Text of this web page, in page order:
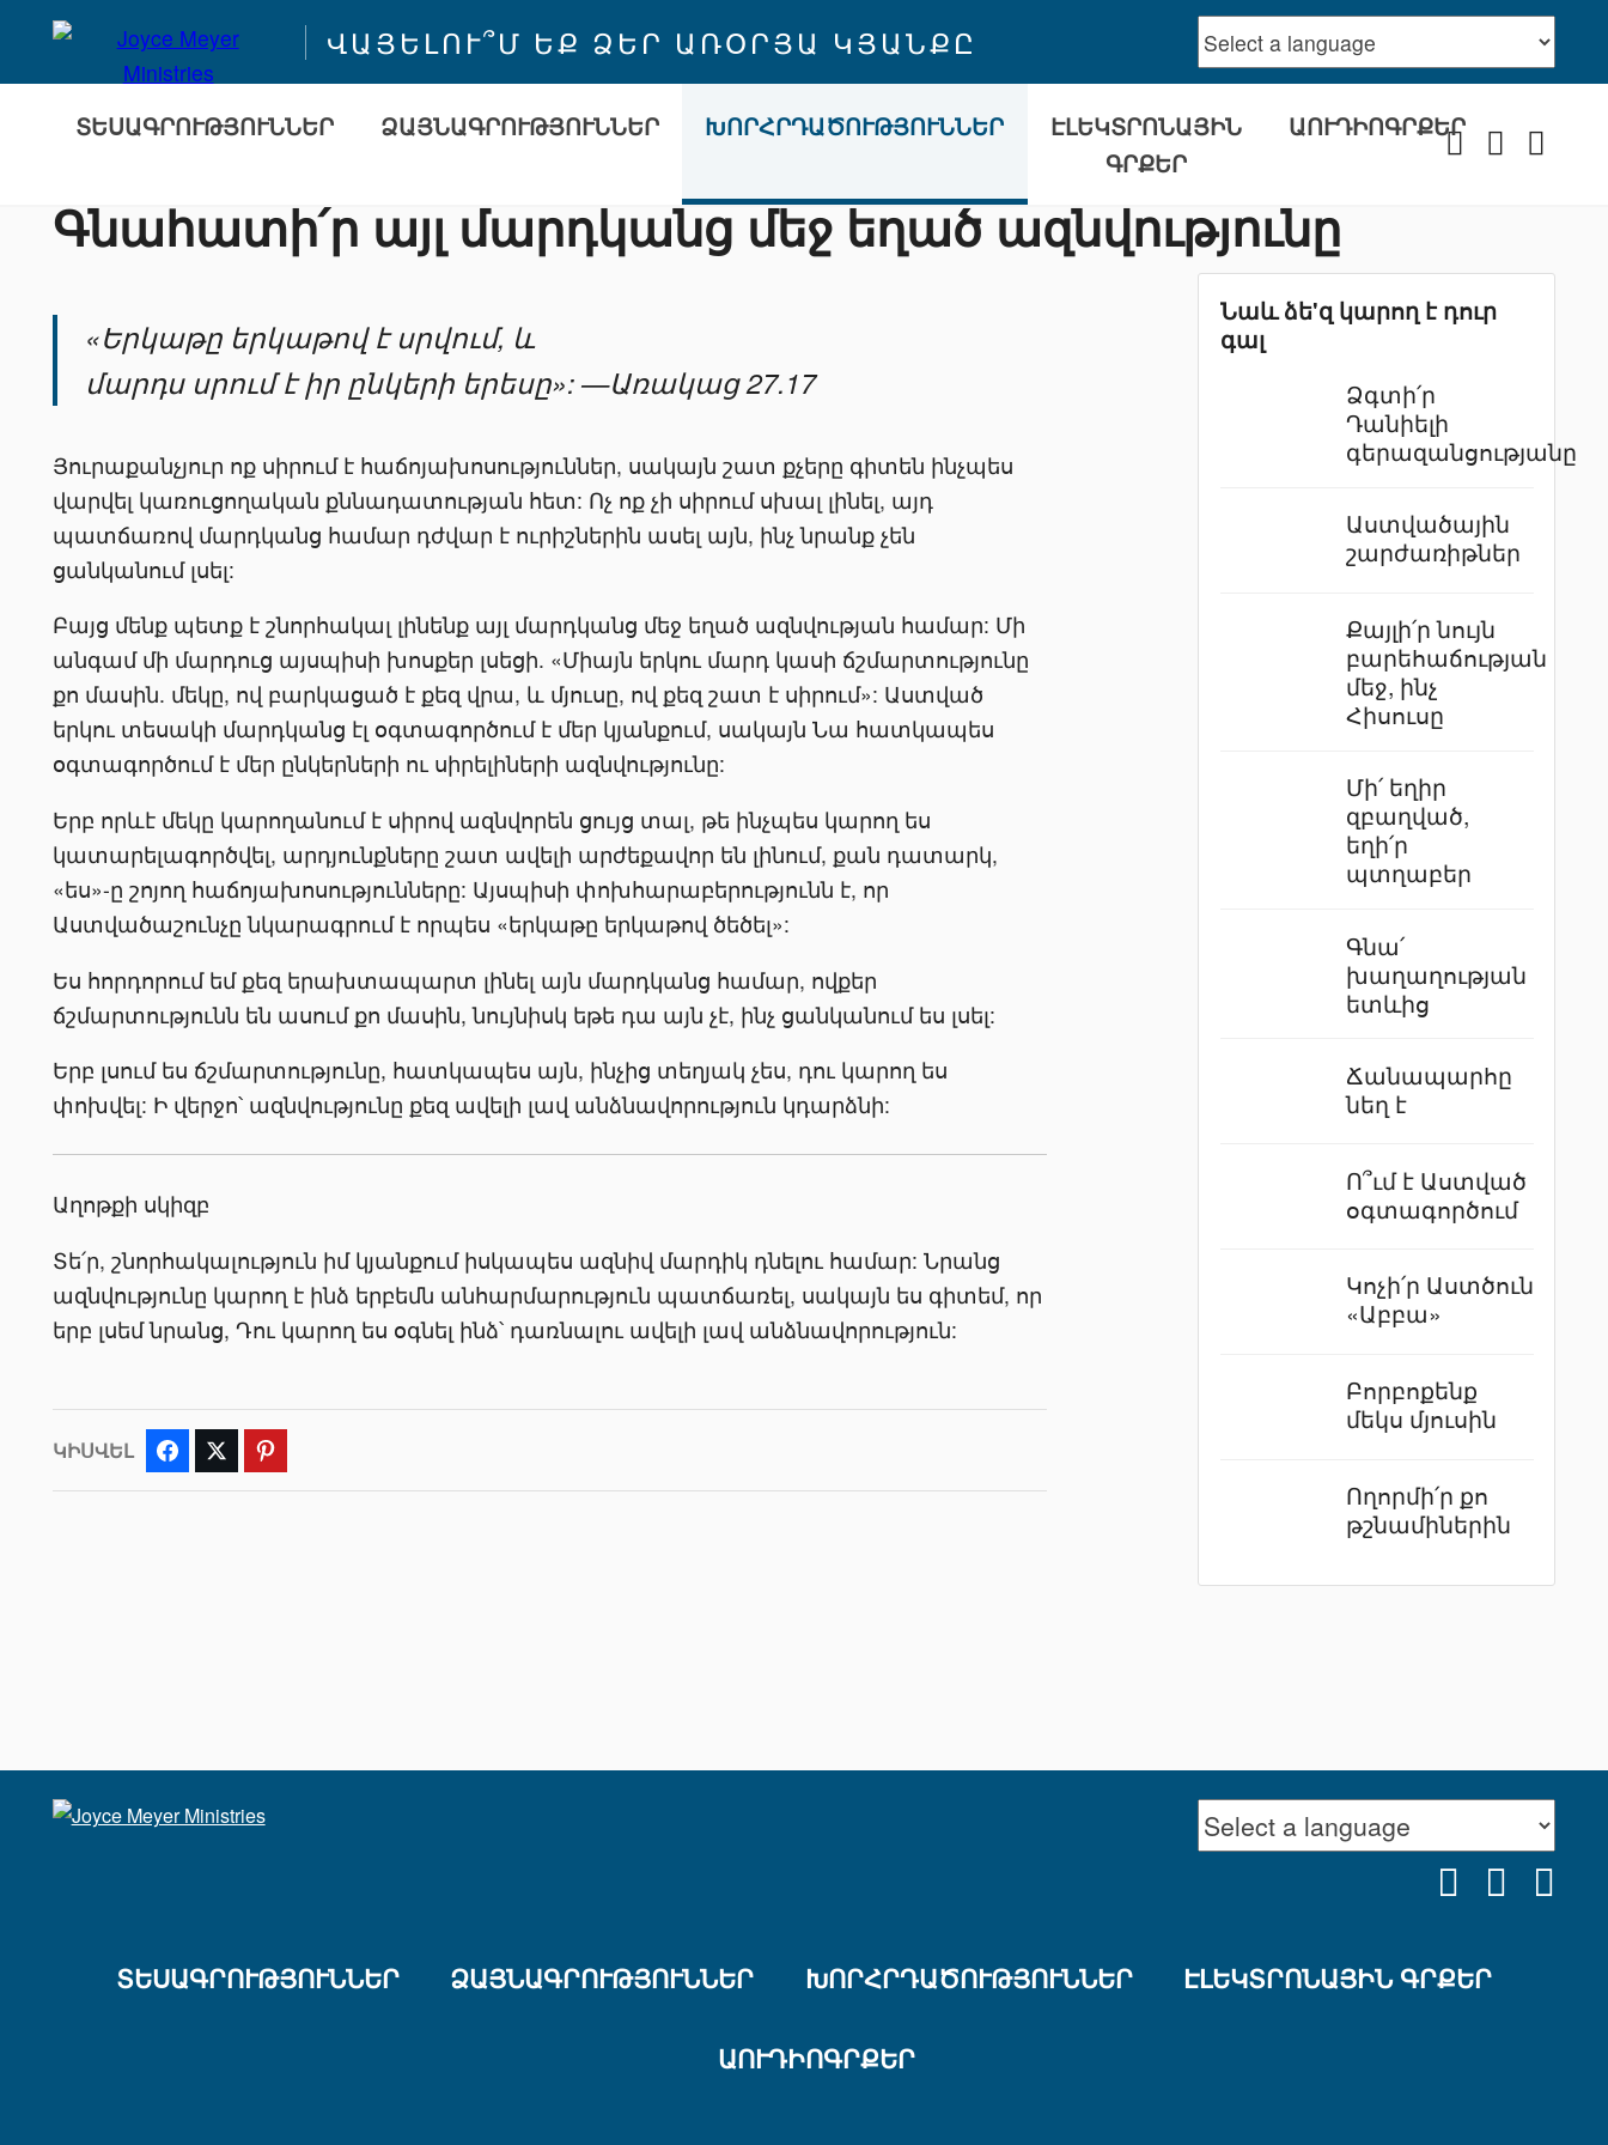
ՎԱՅԵԼՈՒ՞Մ ԵՔ ՁԵՐ ԱՌՕՐՅԱ ԿՅԱՆՔԸ
ՏԵՍԱԳՐՈՒԹՅՈՒՆՆԵՐ ՁԱՅՆԱԳՐՈՒԹՅՈՒՆՆԵՐ ԽՈՐՀՐԴԱԾՈՒԹՅՈՒՆՆԵՐ
ԷԼԵԿՏՐՈՆԱՅԻՆ
ԳՐՔԵՐ
ԱՈՒԴԻՈԳՐՔԵՐ
FacebookYoutube
Գնահատի՛ր այլ մարդկանց մեջ եղած ազնվությունը
«Երկաթը երկաթով է սրվում, և
մարդս սրում է իր ընկերի երեսը»: —Առակաց 27.17
Յուրաքանչյուր ոք սիրում է հաճոյախոսություններ, սակայն շատ քչերը գիտեն ինչպես
վարվել կառուցողական քննադատության հետ: Ոչ ոք չի սիրում սխալ լինել, այդ
պատճառով մարդկանց համար դժվար է ուրիշներին ասել այն, ինչ նրանք չեն
ցանկանում լսել:
Բայց մենք պետք է շնորհակալ լինենք այլ մարդկանց մեջ եղած ազնվության համար: Մի
անգամ մի մարդուց այսպիսի խոսքեր լսեցի. «Միայն երկու մարդ կասի ճշմարտությունը
քո մասին. մեկը, ով բարկացած է քեզ վրա, և մյուսը, ով քեզ շատ է սիրում»: Աստված
երկու տեսակի մարդկանց էլ օգտագործում է մեր կյանքում, սակայն Նա հատկապես
օգտագործում է մեր ընկերների ու սիրելիների ազնվությունը:
Երբ որևէ մեկը կարողանում է սիրով ազնվորեն ցույց տալ, թե ինչպես կարող ես
կատարելագործվել, արդյունքները շատ ավելի արժեքավոր են լինում, քան դատարկ,
«ես»-ը շոյող հաճոյախոսությունները: Այսպիսի փոխհարաբերությունն է, որ
Աստվածաշունչը նկարագրում է որպես «երկաթը երկաթով ծեծել»:
Ես հորդորում եմ քեզ երախտապարտ լինել այն մարդկանց համար, ովքեր
ճշմարտությունն են ասում քո մասին, նույնիսկ եթե դա այն չէ, ինչ ցանկանում ես լսել:
Երբ լսում ես ճշմարտությունը, հատկապես այն, ինչից տեղյակ չես, դու կարող ես
փոխվել: Ի վերջո՝ ազնվությունը քեզ ավելի լավ անձնավորություն կդարձնի:
Աղոթքի սկիզբ
Տե՛ր, շնորհակալություն իմ կյանքում իսկապես ազնիվ մարդիկ դնելու համար: Նրանց
ազնվությունը կարող է ինձ երբեմն անհարմարություն պատճառել, սակայն ես գիտեմ, որ
երբ լսեմ նրանց, Դու կարող ես օգնել ինձ՝ դառնալու ավելի լավ անձնավորություն:
ԿԻՍՎԵԼ FacebookTwitter
Նաև ձե'զ կարող է դուր
գալ
Ձգտի՛ր
Դանիելի
գերազանցությանը
Աստվածային
շարժառիթներ
Քայլի՛ր նույն
բարեհաճության
մեջ, ինչ
Հիսուսը
Մի՛ եղիր
զբաղված,
եղի՛ր
պտղաբեր
Գնա՛
խաղաղության
ետևից
Ճանապարհը
նեղ է
Ո՞ւմ է Աստված
օգտագործում
Կոչի՛ր Աստծուն
«Աբբա»
Բորբոքենք
մեկս մյուսին
Ողորմի՛ր քո
թշնամիներին
FACEBOOK
ՏԵՍԱԳՐՈՒԹՅՈՒՆՆԵՐ ՁԱՅՆԱԳՐՈՒԹՅՈՒՆՆԵՐ ԽՈՐՀՐԴԱԾՈՒԹՅՈՒՆՆԵՐ ԷԼԵԿՏՐՈՆԱՅԻՆ ԳՐՔԵՐ
ԱՈՒԴԻՈԳՐՔԵՐ